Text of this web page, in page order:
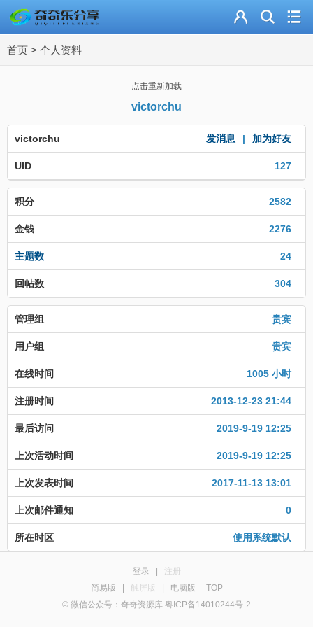
首页 > 个人资料
点击重新加载
victorchu
发消息 | 加为好友
victorchu
127
UID
2582
积分
2276
金钱
24
主题数
304
回帖数
贵宾
管理组
贵宾
用户组
1005 小时
在线时间
2013-12-23 21:44
注册时间
2019-9-19 12:25
最后访问
2019-9-19 12:25
上次活动时间
2017-11-13 13:01
上次发表时间
0
上次邮件通知
使用系统默认
所在时区
登录
注册
简易版
触屏版 电脑版
TOP
© 微信公众号：奇奇资源库 粤ICP备14010244号-2
资源合集
站内导读
加入频道